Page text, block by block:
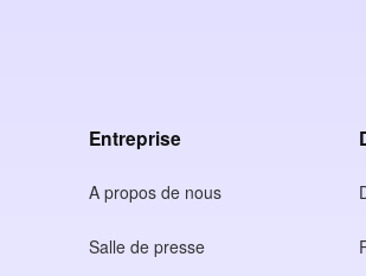
Entreprise
A propos de nous
Salle de presse